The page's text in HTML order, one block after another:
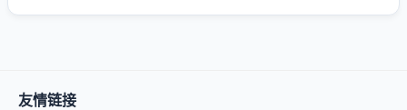
友情链接